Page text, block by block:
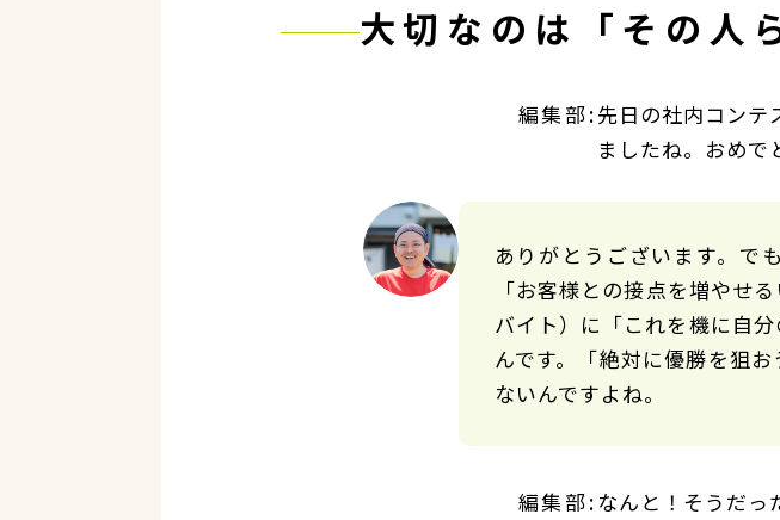
大切なのは「その人
先日の社内コンテ
ましたね。おめで
ありがとうございます。で
「お客様との接点を増やせ
バイト）に「これを機に自
んです。「絶対に優勝を狙
ないんですよね。
なんと！そうだっ